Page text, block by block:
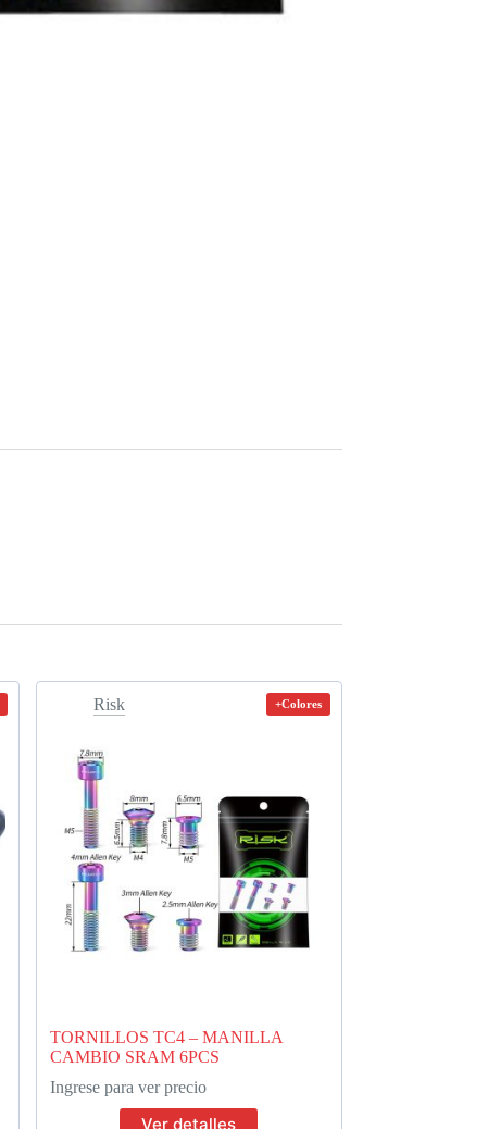
Risk +Colores
TORNILLOS TC4 – MANILLA
CAMBIO SRAM 6PCS
Ingrese para ver precio
Ver detalles